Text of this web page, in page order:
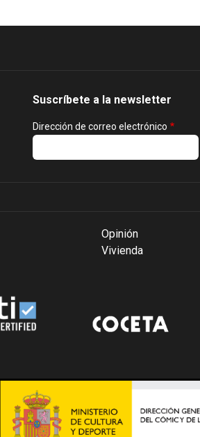
Suscríbete a la newsletter
Dirección de correo electrónico
Opinión
Vivienda